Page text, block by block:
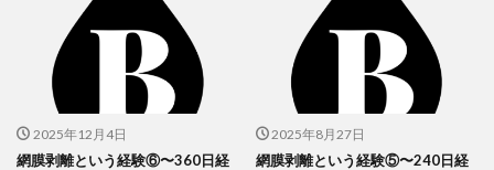
2025年12月4日
網膜剥離という経験⑥〜360日経
2025年8月27日
網膜剥離という経験⑤〜240日経